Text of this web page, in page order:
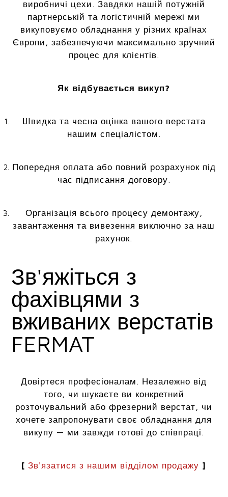
виробничі цехи. Завдяки нашій потужній
партнерській та логістичній мережі ми
викуповуємо обладнання у різних країнах
Європи, забезпечуючи максимально зручний
процес для клієнтів.
Як відбувається викуп?
Швидка та чесна оцінка вашого верстата
нашим спеціалістом.
Попередня оплата або повний розрахунок під
час підписання договору.
Організація всього процесу демонтажу,
завантаження та вивезення виключно за наш
рахунок.
Зв'яжіться з
фахівцями з
вживаних верстатів
FERMAT
Довіртеся професіоналам. Незалежно від
того, чи шукаєте ви конкретний
розточувальний або фрезерний верстат, чи
хочете запропонувати своє обладнання для
викупу — ми завжди готові до співпраці.
[Зв'язатися з нашим відділом продажу ]